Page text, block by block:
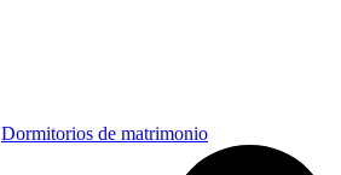
Dormitorios de matrimonio